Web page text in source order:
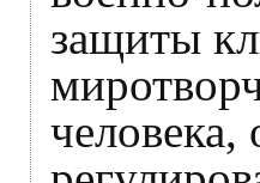
защиты
человека,